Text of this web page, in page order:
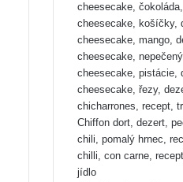
cheesecake,
cheesecake, košíčky,
cheesecake, mango,
cheesecake,
cheesecake, pistácie,
cheesecake, řezy,
chicharrones, recept,
Chiffon dort, dezert,
chili, pomalý hrnec,
chilli, con carne,
jídlo